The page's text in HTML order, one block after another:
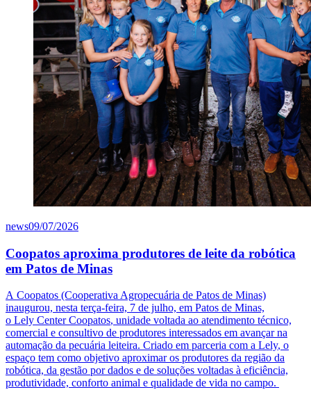
news09/07/2026
Coopatos aproxima produtores de leite da robótica
em Patos de Minas
A Coopatos (Cooperativa Agropecuária de Patos de Minas)
inaugurou, nesta terça-feira, 7 de julho, em Patos de Minas,
o Lely CenterCoopatos, unidade voltada ao atendimento técnico,
comercial e consultivo de produtores interessados em avançar na
automação da pecuária leiteira. Criado em parceria com a Lely, o
espaço tem como objetivo aproximar os produtores da região da
robótica, da gestão por dados e de soluções voltadas à eficiência,
produtividade, conforto animal e qualidade de vida no campo.